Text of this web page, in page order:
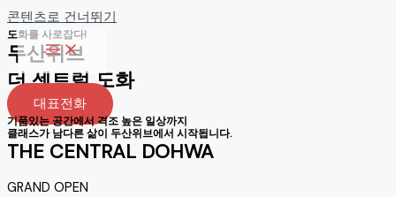
콘텐츠로 건너뛰기
도화를 사로잡다!
두산위브
더 센트럴 도화
대표전화
기품있는 공간에서 격조 높은 일상까지
클래스가 남다른 삶이 두산위브에서 시작됩니다.
THE CENTRAL DOHWA
GRAND OPEN